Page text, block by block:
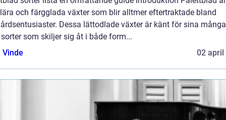
och färgglada växter som blir alltmer eftertraktade bland
Dessa lättodlade växter är känt för sina många
som skiljer sig åt i både form...
Vinde
02 april